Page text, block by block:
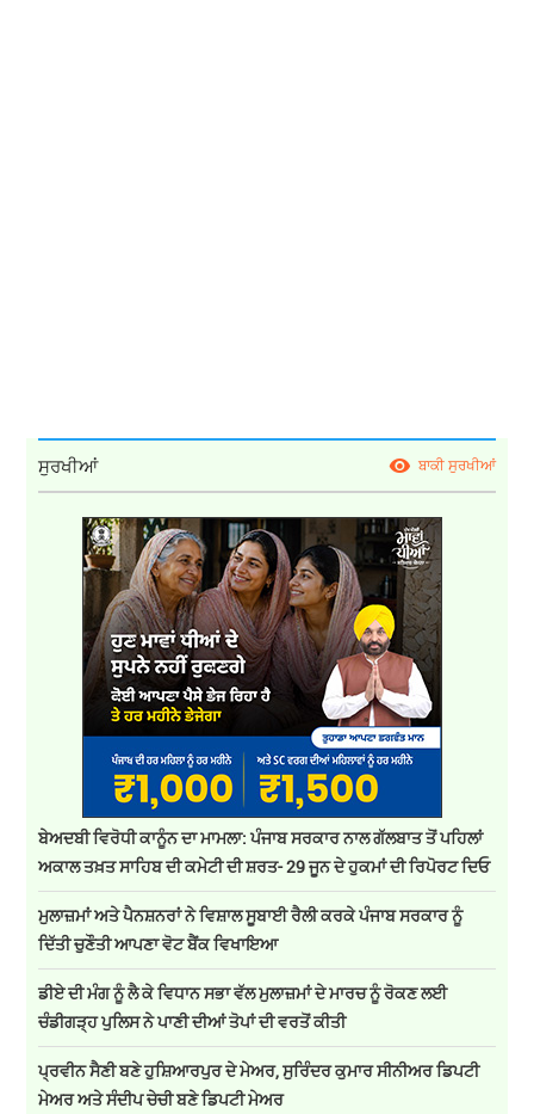
ਸੁਰਖੀਆਂ ਬਾਕੀ ਸੁਰਖੀਆਂ
ਬੇਅਦਬੀ ਵਿਰੋਧੀ ਕਾਨੂੰਨ ਦਾ ਮਾਮਲਾ: ਪੰਜਾਬ ਸਰਕਾਰ ਨਾਲ ਗੱਲਬਾਤ ਤੋਂ ਪਹਿਲਾਂ
ਅਕਾਲ ਤਖ਼ਤ ਸਾਹਿਬ ਦੀ ਕਮੇਟੀ ਦੀ ਸ਼ਰਤ- 29 ਜੂਨ ਦੇ ਹੁਕਮਾਂ ਦੀ ਰਿਪੋਰਟ ਦਿਓ
ਮੁਲਾਜ਼ਮਾਂ ਅਤੇ ਪੈਨਸ਼ਨਰਾਂ ਨੇ ਵਿਸ਼ਾਲ ਸੂਬਾਈ ਰੈਲੀ ਕਰਕੇ ਪੰਜਾਬ ਸਰਕਾਰ ਨੂੰ
ਦਿੱਤੀ ਚੁਣੌਤੀ ਆਪਣਾ ਵੋਟ ਬੈਂਕ ਵਿਖਾਇਆ
ਡੀਏ ਦੀ ਮੰਗ ਨੂੰ ਲੈ ਕੇ ਵਿਧਾਨ ਸਭਾ ਵੱਲ ਮੁਲਾਜ਼ਮਾਂ ਦੇ ਮਾਰਚ ਨੂੰ ਰੋਕਣ ਲਈ
ਚੰਡੀਗੜ੍ਹ ਪੁਲਿਸ ਨੇ ਪਾਣੀ ਦੀਆਂ ਤੋਪਾਂ ਦੀ ਵਰਤੋਂ ਕੀਤੀ
ਪ੍ਰਵੀਨ ਸੈਣੀ ਬਣੇ ਹੁਸ਼ਿਆਰਪੁਰ ਦੇ ਮੇਅਰ, ਸੁਰਿੰਦਰ ਕੁਮਾਰ ਸੀਨੀਅਰ ਡਿਪਟੀ
ਮੇਅਰ ਅਤੇ ਸੰਦੀਪ ਚੇਚੀ ਬਣੇ ਡਿਪਟੀ ਮੇਅਰ